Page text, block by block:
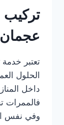
تركيب
عجمان
تعتبر خدمة
الحلول
داخل
فالممرات
وفي نفس